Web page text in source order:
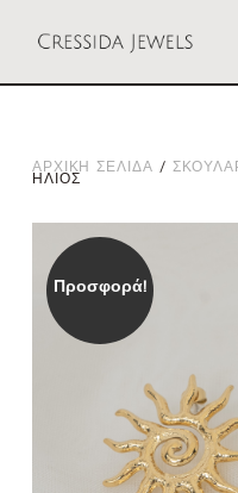
ΑΡΧΙΚΗ ΣΕΛΙΔΑ /
ΗΛΙΟΣ
Προσφορά!